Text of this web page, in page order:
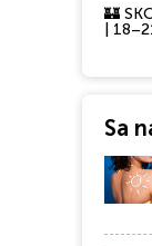
🏰
|
Sa